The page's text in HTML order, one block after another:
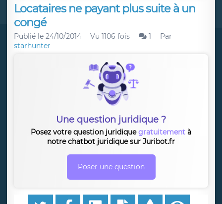
Locataires ne payant plus suite à un
congé
Publié le 24/10/2014 Vu 1106 fois 1
Par
starhunter
Une question juridique ?
Posez votre question juridiquegratuitement à
notre chatbot juridique sur Juribot.fr
Poser une question